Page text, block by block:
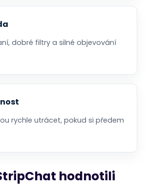
dobré filtry a silné objevování
rychle utrácet, pokud si předem
hodnotili